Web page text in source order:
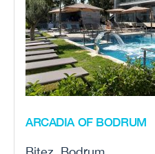
ARCADIA OF BODRUM